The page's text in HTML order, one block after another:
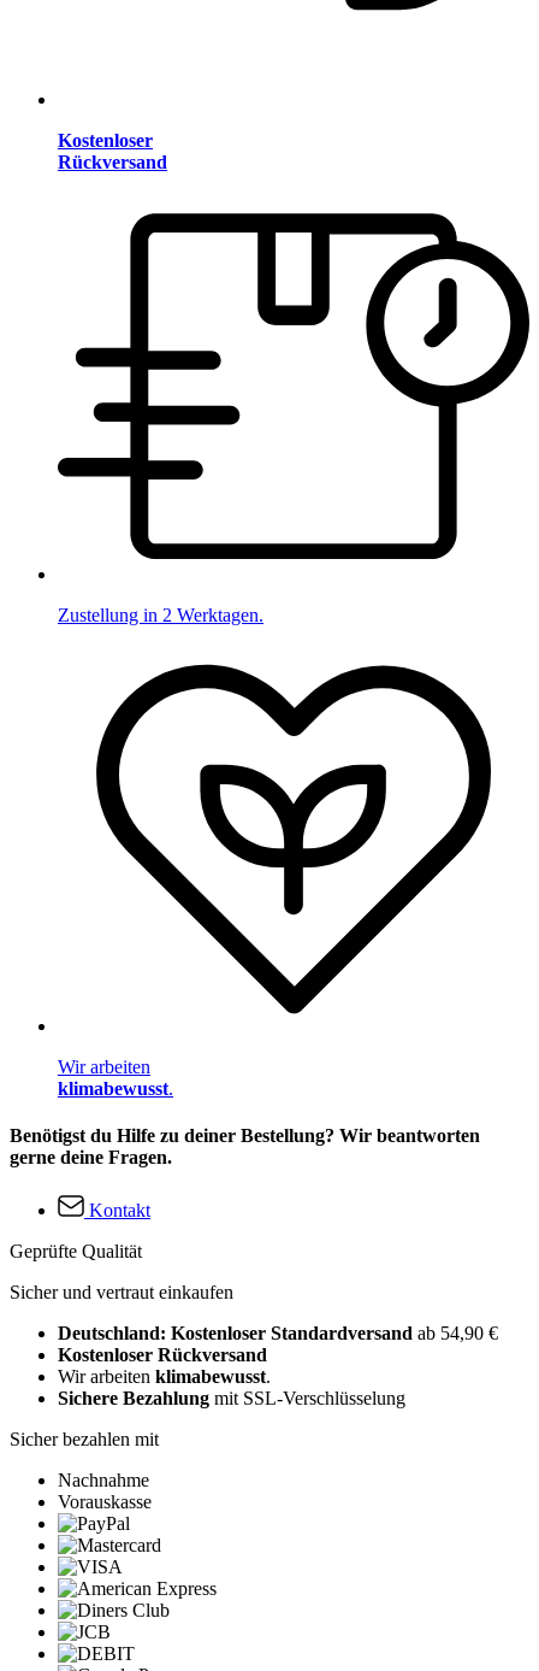
Kostenloser
Rückversand
Zustellung in 2 Werktagen.
Wir arbeiten
klimabewusst.
Benötigst du Hilfe zu deiner Bestellung? Wir beantworten
gerne deine Fragen.
Kontakt
Geprüfte Qualität
Sicher und vertraut einkaufen
Deutschland: Kostenloser Standardversand ab 54,90 €
Kostenloser Rückversand
Wir arbeiten klimabewusst.
Sichere Bezahlung mit SSL-Verschlüsselung
Sicher bezahlen mit
Nachnahme
Vorauskasse